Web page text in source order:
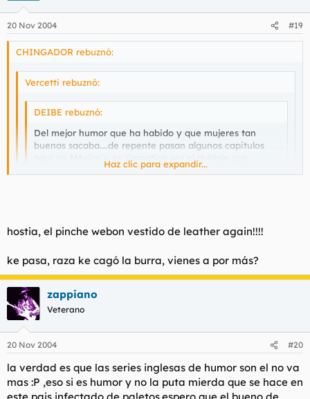
20 Nov 2004 #19
CHINGADOR rebuznó:
Vercetti rebuznó:
DEIBE rebuznó:
Del mejor humor que ha habido y que mujeres tan
buenas sacaba....de repente pasan algunos capitulos
Haz clic para expandir...
No me seas malinchista wey
Saludos desde la Mama Patria
Buenos Dias
Si wey el Chavo del Ocho es lo maximo :P
:D
Haz clic para expandir...
hostia, el pinche webon vestido de leather again!!!!
ke pasa, raza ke cagó la burra, vienes a por más?
zappiano
Veterano
20 Nov 2004 #20
la verdad es que las series inglesas de humor son el no va
mas :P ,eso si es humor y no la puta mierda que se hace en